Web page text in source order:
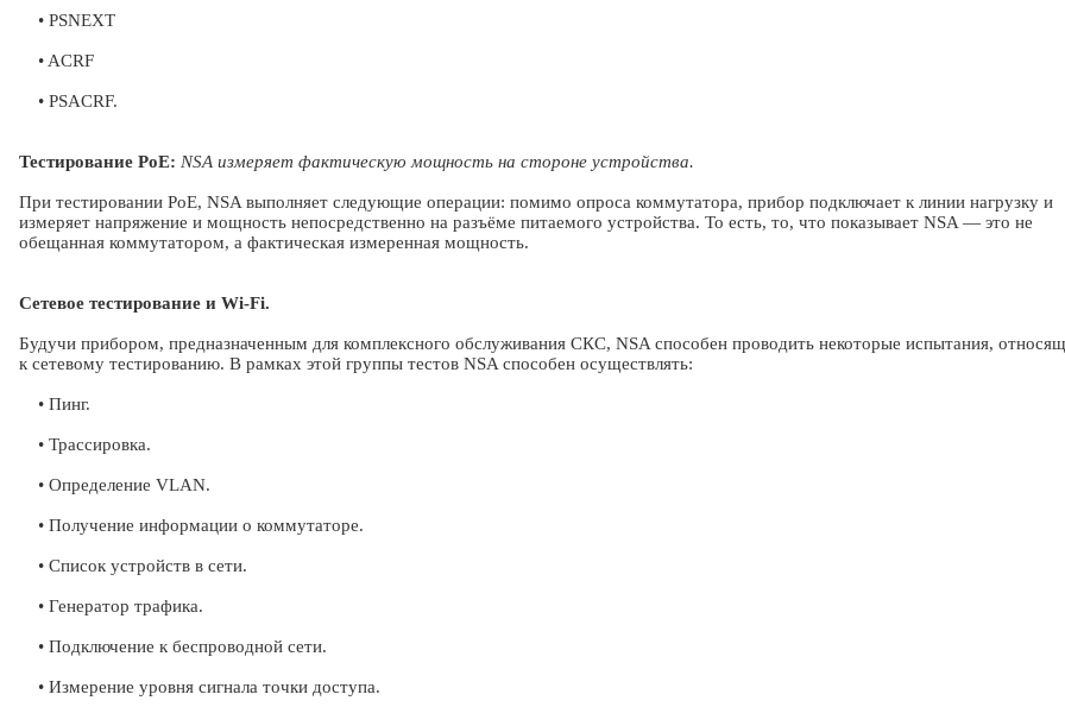
• PSNEXT
• ACRF
• PSACRF.
Тестирование PoE: NSA измеряет фактическую мощность на стороне устройства.
При тестировании PoE, NSA выполняет следующие операции: помимо опроса коммутатора, прибор подключает к линии нагрузку и
измеряет напряжение и мощность непосредственно на разъёме питаемого устройства. То есть, то, что показывает NSA — это не
обещанная коммутатором, а фактическая измеренная мощность.
Сетевое тестирование и Wi-Fi.
Будучи прибором, предназначенным для комплексного обслуживания СКС, NSA способен проводить некоторые испытания,
к сетевому тестированию. В рамках этой группы тестов NSA способен осуществлять:
• Пинг.
• Трассировка.
• Определение VLAN.
• Получение информации о коммутаторе.
• Список устройств в сети.
• Генератор трафика.
• Подключение к беспроводной сети.
• Измерение уровня сигнала точки доступа.